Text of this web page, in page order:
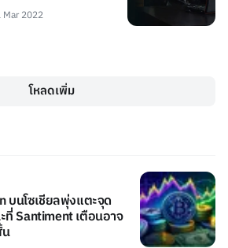
Mar 2022
โหลดเพิ่ม
บนโซเชียลพุ่งแตะจุด
Santiment เตือนอาจ